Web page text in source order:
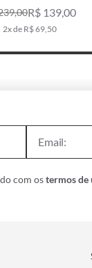
R$ 139,00
2x de R$ 69,50
com ostermos de